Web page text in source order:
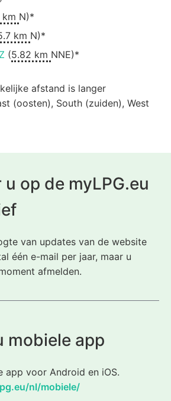
N)*
km N)*
(5.82 km NNE)*
afstand is langer
(oosten), South (zuiden), West
op de myLPG.eu
van updates van de website
één e-mail per jaar, maar u
afmelden.
mobiele app
app voor Android en iOS.
nl/mobiele/